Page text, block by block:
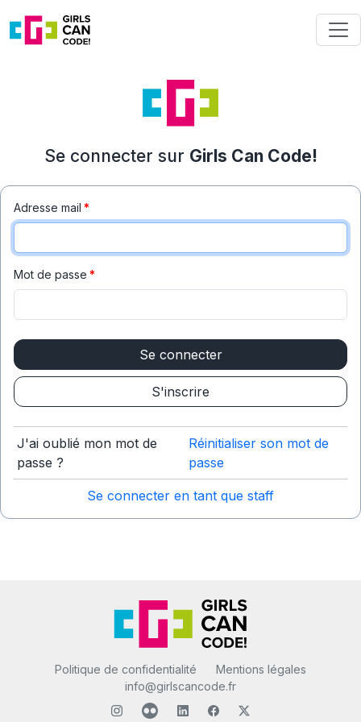
Se connecter sur Girls Can Code!
Adresse mail *
Mot de passe *
S'inscrire
J'ai oublié mon mot de
passe ?
Réinitialiser son mot de
passe
Se connecter en tant que staff
Politique de confidentialité
Mentions légales
info@girlscancode.fr